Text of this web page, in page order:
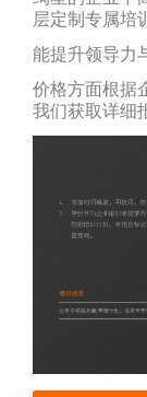
层定制专属培
能提升领导力
价格方面根据
我们获取详细